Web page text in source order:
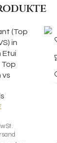
Top
vs